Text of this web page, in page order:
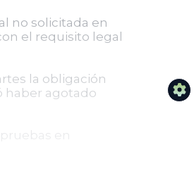
no solicitada en
el requisito legal
la obligación
haber agotado